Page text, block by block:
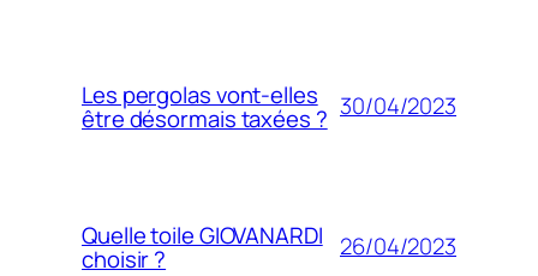
Les pergolas vont-elles
être désormais taxées ? 30/04/2023
Quelle toile GIOVANARDI
choisir ? 26/04/2023